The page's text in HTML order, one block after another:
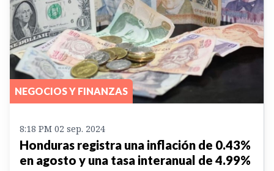
NEGOCIOS Y FINANZAS
8:18 PM 02 sep. 2024
Honduras registra una inflación de 0.43%
en agosto y una tasa interanual de 4.99%